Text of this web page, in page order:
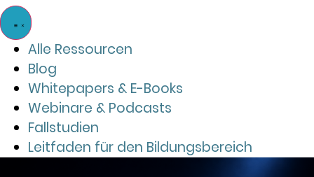
Alle Ressourcen
Blog
Whitepapers & E-Books
Webinare & Podcasts
Fallstudien
Leitfaden für den Bildungsbereich